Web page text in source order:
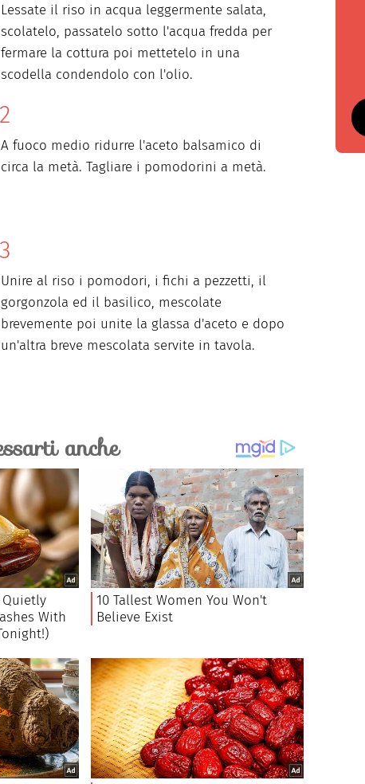
Lessate il riso in acqua leggermente salata,
scolatelo, passatelo sotto l'acqua fredda per
fermare la cottura poi mettetelo in una
scodella condendolo con l'olio.
A fuoco medio ridurre l'aceto balsamico di
circa la metà. Tagliare i pomodorini a metà.
Unire al riso i pomodori, i fichi a pezzetti, il
gorgonzola ed il basilico, mescolate
brevemente poi unite la glassa d'aceto e dopo
un'altra breve mescolata servite in tavola.